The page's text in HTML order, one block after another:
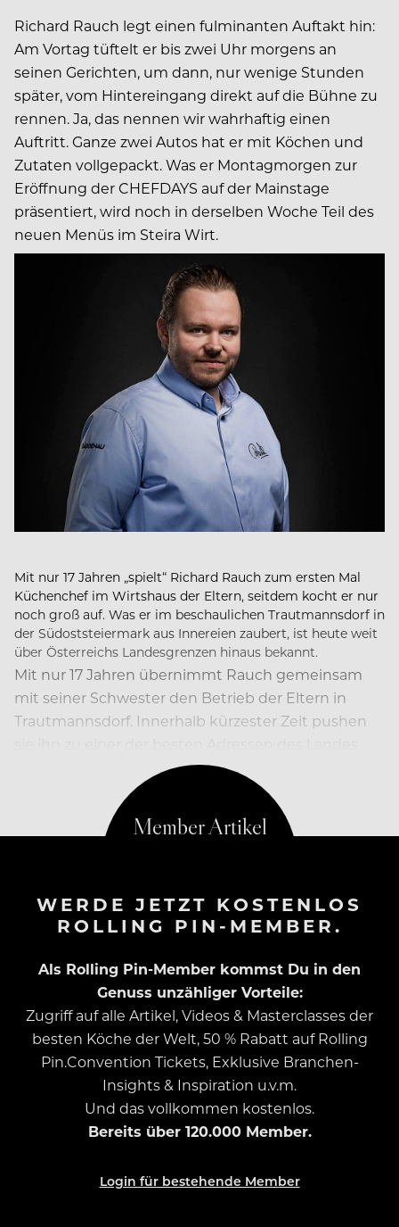
Richard Rauch legt einen fulminanten Auftakt hin:
Am Vortag tüftelt er bis zwei Uhr morgens an
seinen Gerichten, um dann, nur wenige Stunden
später, vom Hintereingang direkt auf die Bühne zu
rennen. Ja, das nennen wir wahrhaftig einen
Auftritt. Ganze zwei Autos hat er mit Köchen und
Zutaten vollgepackt. Was er Montagmorgen zur
Eröffnung der CHEFDAYS auf der Mainstage
präsentiert, wird noch in derselben Woche Teil des
neuen Menüs im Steira Wirt.
Mit nur 17 Jahren „spielt“ Richard Rauch zum ersten Mal
Küchenchef im Wirtshaus der Eltern, seitdem kocht er nur
noch groß auf. Was er im beschaulichen Trautmannsdorf in
der Südoststeiermark aus Innereien zaubert, ist heute weit
über Österreichs Landesgrenzen hinaus bekannt.
Mit nur 17 Jahren übernimmt Rauch gemeinsam
mit seiner Schwester den Betrieb der Eltern in
Trautmannsdorf. Innerhalb kürzester Zeit pushen
WERDE JETZT KOSTENLOS
ROLLING PIN-MEMBER.
Als Rolling Pin-Member kommst Du in den
Genuss unzähliger Vorteile:
Zugriff auf alle Artikel, Videos & Masterclasses der
besten Köche der Welt, 50 % Rabatt auf Rolling
Pin.Convention Tickets, Exklusive Branchen-
Insights & Inspiration u.v.m.
Und das vollkommen kostenlos.
Bereits über 120.000 Member.
Login für bestehende Member